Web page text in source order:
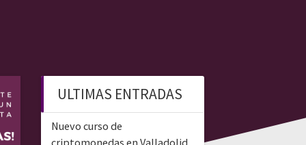
ULTIMAS ENTRADAS
Nuevo curso de